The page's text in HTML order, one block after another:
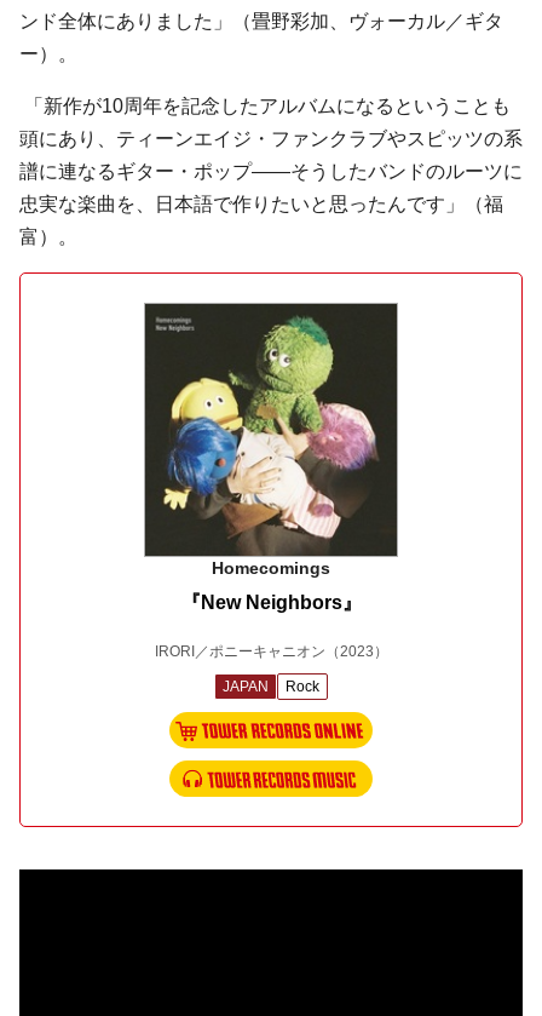
ンド全体にありました」（畳野彩加、ヴォーカル／ギタ
ー）。
「新作が10周年を記念したアルバムになるということも
頭にあり、ティーンエイジ・ファンクラブやスピッツの系
譜に連なるギター・ポップ――そうしたバンドのルーツに
忠実な楽曲を、日本語で作りたいと思ったんです」（福
富）。
Homecomings
『New Neighbors』
IRORI／ポニーキャニオン （2023）
JAPAN Rock